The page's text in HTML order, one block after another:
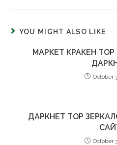
YOU MIGHT ALSO LIKE
МАРКЕТ КРАКЕН
October
ДАРКНЕТ ТОР
October